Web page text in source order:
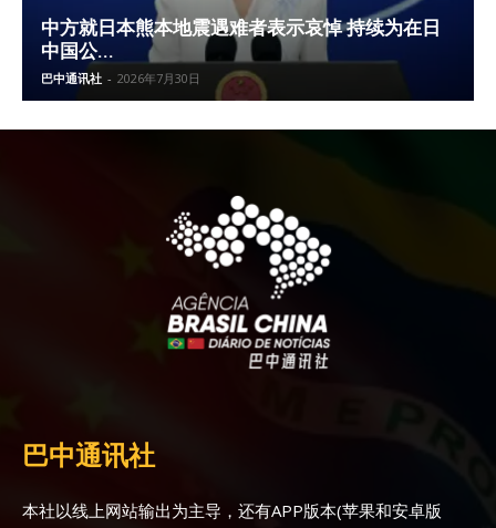
中方就日本熊本地震遇难者表示哀悼 持续为在日
中国公...
巴中通讯社 - 2026年7月30日
巴中通讯社
本社以线上网站输出为主导，还有APP版本(苹果和安卓版